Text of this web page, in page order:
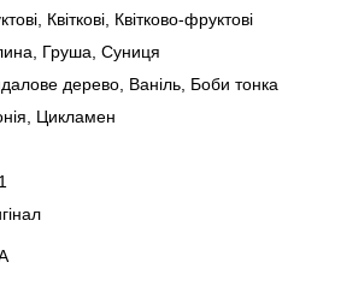
Квіткові, Квітково-фруктові
Груша, Суниця
дерево, Ваніль, Боби тонка
Цикламен